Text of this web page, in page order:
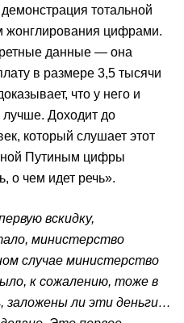
тотальной
жонглирования цифрами.
данные — она
в размере 3,5 тысячи
что у него и
Доходит до
который слушает этот
Путиным цифры
о чем идет речь».
вскидку,
министерство
случае министерство
к сожалению, тоже в
заложены ли эти деньги…